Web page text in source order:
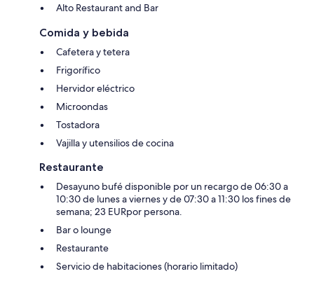
Alto Restaurant and Bar
Comida y bebida
Cafetera y tetera
Frigorífico
Hervidor eléctrico
Microondas
Tostadora
Vajilla y utensilios de cocina
Restaurante
Desayuno bufé disponible por un recargo de 06:30 a
10:30 de lunes a viernes y de 07:30 a 11:30 los fines de
semana; 23 EURpor persona.
Bar o lounge
Restaurante
Servicio de habitaciones (horario limitado)